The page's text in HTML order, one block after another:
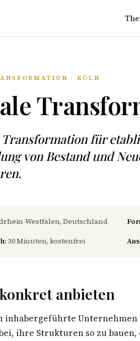
· KÖLN
für
von Bestand und
Westfalen, Deutschland
30 Minuten, kostenfrei
anbieten
inhabergeführte Unternehmen
ihre Strukturen so zu bauen,